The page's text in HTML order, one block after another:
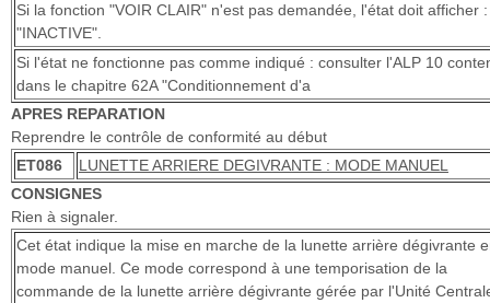
Si la fonction "VOIR CLAIR" n'est pas demandée, l'état doit afficher :
"INACTIVE".
Si l'état ne fonctionne pas comme indiqué : consulter l'ALP 10
dans le chapitre 62A "Conditionnement d'a
APRES REPARATION
Reprendre le contrôle de conformité au début
ET086
LUNETTE ARRIERE DEGIVRANTE : MODE MANUEL
CONSIGNES
Rien à signaler.
Cet état indique la mise en marche de la lunette arrière dégivrante
mode manuel. Ce mode correspond à une temporisation de la
commande de la lunette arrière dégivrante gérée par l'Unité